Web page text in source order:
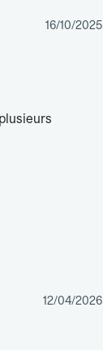
16/10/2025
12/04/2026